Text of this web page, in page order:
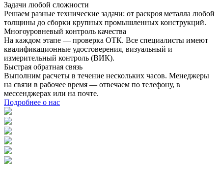
Задачи любой сложности
Решаем разные технические задачи: от раскроя металла любой
толщины до сборки крупных промышленных конструкций.
Многоуровневый контроль качества
На каждом этапе — проверка ОТК. Все специалисты имеют
квалификационные удостоверения, визуальный и
измерительный контроль (ВИК).
Быстрая обратная связь
Выполним расчеты в течение нескольких часов. Менеджеры
на связи в рабочее время — отвечаем по телефону, в
мессенджерах или на почте.
Подробнее о нас